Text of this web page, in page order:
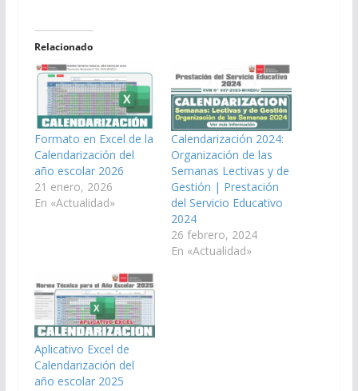
Relacionado
Formato en Excel de la
Calendarización del
año escolar 2026
21 enero, 2026
En «Actualidad»
Calendarización 2024:
Organización de las
Semanas Lectivas y de
Gestión | Prestación
del Servicio Educativo
2024
26 febrero, 2024
En «Actualidad»
Aplicativo Excel de
Calendarización del
año escolar 2025